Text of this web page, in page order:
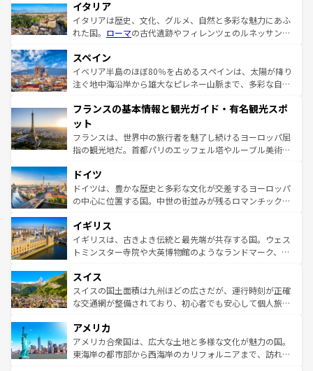
イタリア
イタリアは歴史、文化、グルメ、自然と多彩な魅力にあふ
れた国。 ローマの古代遺跡やフィレンツェのルネッサンス
ろん、トスカーナの美しい田園風景やアマルフィ海岸の絶
景など、自然景観も見逃せない。観光の合間には、本場の
ピザやパスタなど、絶品のイタリア料理を堪能することも
ませてくれるイタリアで、忘れられない旅をしてみよう！
なお、新着のイタリア情報は
しい。
スペイン
イベリア半島のほぼ80％を占めるスペインは、太陽が降り
注ぐ地中海沿岸から雄大なピレネー山脈まで、多彩な自然
文化が根付くこの国では、情熱的なフラメンコ、熱気あふ
れる闘牛、そして美味しいタパスが生活の一部となってい
る。首都マドリードの洗練された雰囲気や、バルセロナの
アートに溢れた街角から、地方では古代ローマ遺跡や中世
せる。地方によって風土や気候が異なるスペインはその個
性で訪れる人を魅了する。 なお、新着のスペイン情報は コ
ンテンツ一覧を参照してほしい。
フランスの基本情報と観光ガイド・有名観光スポ
ット
フランスは、世界中の旅行者を魅了し続けるヨーロッパ屈
指の観光地だ。首都パリのエッフェル塔やルーブル美術館
で、幅広い魅力が詰まっている。華麗な宮殿、歴史的な大
聖堂、美しいビーチ、そして豊かな自然が、訪れる者を心
から魅了する。また、フランスは美食の国としても知ら
いる。シャンパンの発祥地であるランス、プロヴァンスの
香り高いラベンダー畑など、多彩な楽しみ方が可能だ。さ
らに、パリ以外の地域にも魅力が溢れており、どの街角に
れる地方に足を運ぶとそれぞれで全く異なる文化を体験で
きるだろう。 なお、新着のフランス情報はコンテンツ一覧
を参照してほしい。
ドイツ
ドイツは、豊かな歴史と多彩な文化が交差するヨーロッパ
の中心に位置する国。中世の街並みが残るロマンチック街
顔を持つこの国は、どこを歩いても飽きることがない。ベ
ルリンの文化的活気、バイエルン州のアルプスの絶景、そ
してライン川沿いのワイン畑といった風景は必見。ビール
は、お酒好きな人にはぜひ体験してほしい。 なお、新着の
ドイツ情報はコンテンツ一覧を参照してほしい。
イギリス
イギリスは、古きよき伝統と最先端が共存する国。ウェス
トミンスター寺院や大英博物館のようなランドマーク、歴
リアごとに異なる魅力がある。また、優雅なアフタヌーン
ティー、ビール好きにはたまらない英国パブ、サッカー観
戦など、本場だからこそできる体験も豊富。イギリスを旅
ンツ一覧を参照してほしい。
スイス
スイスの国土面積は九州ほどの広さだが、運行時刻が正確
な交通網が整備されており、初心者でも安心して個人旅行
の建物がそのまま残る町や、スイスならではのユニークな
博物館もあり、アルプス観光だけでなく町歩きも満喫する
ことができる。国民の所得が高いため物価も高いが、旅行
アメリカ
アメリカ合衆国は、広大な土地と多様な文化が魅力の国。
東海岸の都市部から西海岸のカリフォルニアまで、訪れる